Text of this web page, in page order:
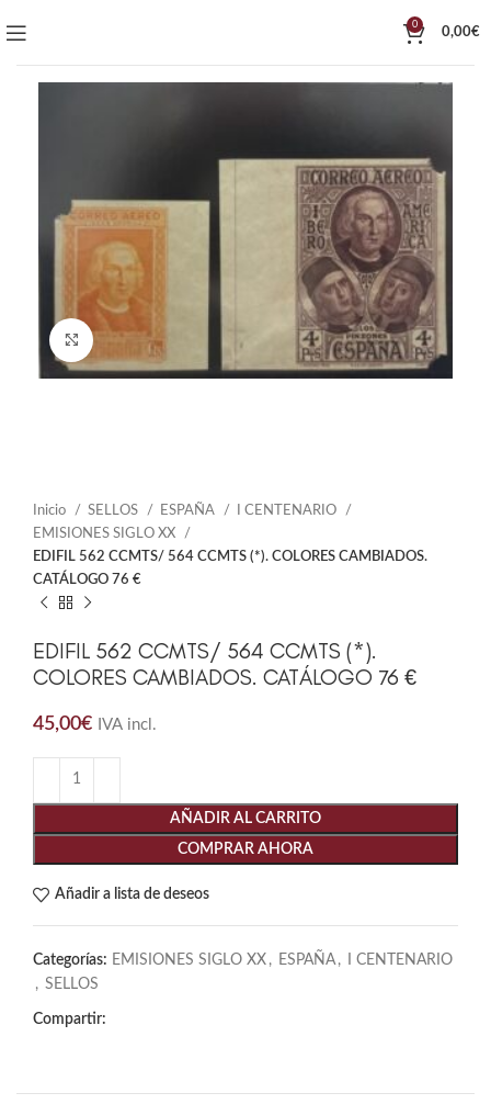
0
0,00€
Click to enlarge
Inicio SELLOS ESPAÑA
I CENTENARIO
EMISIONES SIGLO XX
EDIFIL 562 CCMTS/ 564 CCMTS (*). COLORES CAMBIADOS.
CATÁLOGO 76 €
EDIFIL 562 CCMTS/ 564 CCMTS (*).
COLORES CAMBIADOS. CATÁLOGO 76 €
45,00€ IVA incl.
AÑADIR AL CARRITO
COMPRAR AHORA
Añadir a lista de deseos
Categorías: EMISIONES SIGLO XX , ESPAÑA ,
I CENTENARIO
, SELLOS
Compartir: